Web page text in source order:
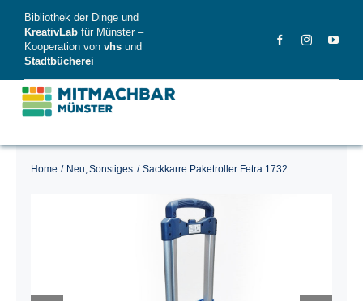
content
Bibliothek der Dinge und
KreativLab für Münster –
Kooperation von vhs und
Stadtbücherei
MitMachBar
Home Neu Sonstiges Sackkarre Paketroller Fetra 1732